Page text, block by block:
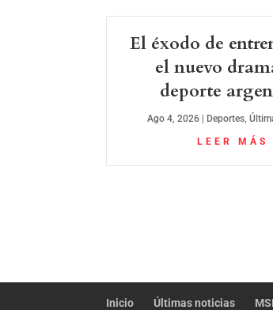
El éxodo de
el nuevo
deporte
Ago 4, 2026| Deportes,
LEER MÁS
Inicio Últimas noticias